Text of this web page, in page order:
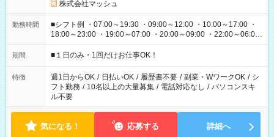
株式会社マッシュ
勤務時間
■シフト例 ・07:00～19:30 ・09:00～12:00 ・10:00～17:00 ・
18:00～23:00 ・19:00～07:00 ・20:00～09:00 ・22:00～06:00
etc ★最短で3時間で5,120円のお仕事から 15時間で2万円近く稼
げるお仕事も！ ご希望のお時間に合わせてご紹介！ ※シフトは
ください！
期間 ■１日のみ・1回だけお仕事OK！
特徴 週1日からOK / 日払いOK / 履歴書不要 / 副業・WワークOK / シ
フト勤務 / 10名以上の大量募集 / 電話対応なし / パソコンスキ
ル不要
気になる！ 応募する 詳細へ